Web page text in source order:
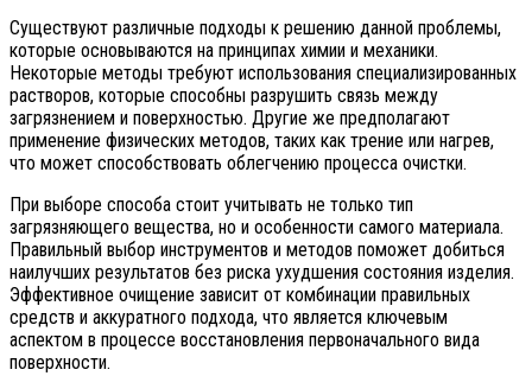
Существуют различные подходы к решению данной проблемы,
которые основываются на принципах химии и механики.
Некоторые методы требуют использования специализированных
растворов, которые способны разрушить связь между
загрязнением и поверхностью. Другие же предполагают
применение физических методов, таких как трение или нагрев,
что может способствовать облегчению процесса очистки.
При выборе способа стоит учитывать не только тип
загрязняющего вещества, но и особенности самого материала.
Правильный выбор инструментов и методов поможет добиться
наилучших результатов без риска ухудшения состояния изделия.
Эффективное очищение зависит от комбинации правильных
средств и аккуратного подхода, что является ключевым
аспектом в процессе восстановления первоначального вида
поверхности.